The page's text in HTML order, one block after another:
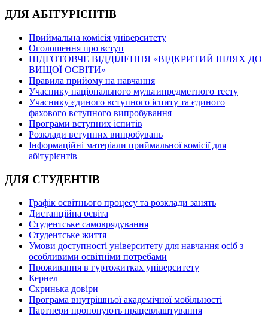
ДЛЯ АБІТУРІЄНТІВ
Приймальна комісія університету
Оголошення про вступ
ПІДГОТОВЧЕ ВІДДІЛЕННЯ «ВІДКРИТИЙ ШЛЯХ ДО
ВИЩОЇ ОСВІТИ»
Правила прийому на навчання
Учаснику національного мультипредметного тесту
Учаснику єдиного вступного іспиту та єдиного
фахового вступного випробування
Програми вступних іспитів
Розклади вступних випробувань
Інформаційні матеріали приймальної комісії для
абітурієнтів
ДЛЯ СТУДЕНТІВ
Графік освітнього процесу та розклади занять
Дистанційна освіта
Студентське самоврядування
Студентське життя
Умови доступності університету для навчання осіб з
особливими освітніми потребами
Проживання в гуртожитках університету
Кернел
Скринька довіри
Програма внутрішньої академічної мобільності
Партнери пропонують працевлаштування